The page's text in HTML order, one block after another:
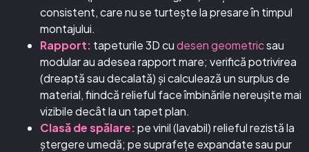
consistent, care nu se turtește la presare în timpul
montajului.
Rapport: tapeturile 3D cudesen geometricsau
modular au adesea rapport mare; verifică potrivirea
(dreaptă sau decalată) și calculează un surplus de
material, fiindcă relieful face îmbinările nereușite mai
vizibile decât la un tapet plan.
Clasă de spălare:pe vinil (lavabil) relieful rezistă la
ștergere umedă; pe suprafețe expandate sau pur